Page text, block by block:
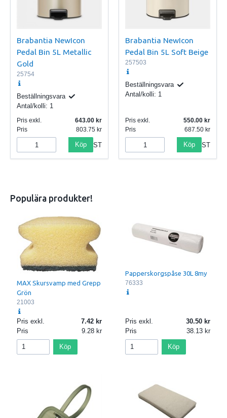
Brabantia NewIcon
Pedal Bin 5L Metallic
Gold
25754
Beställningsvara
Antal/kolli: 1
Pris exkl.
643.00
Pris
803.75
Köp ST
Brabantia NewIcon
Pedal Bin 5L Soft Beige
257503
Beställningsvara
Antal/kolli: 1
Pris exkl.
550.00
Pris
687.50
Köp ST
Populära produkter!
MAX Skursvamp med Grepp
Grön
21003
Pris exkl.
7.42
Pris
9.28
Köp
Papperskorgspåse 30L 8my
76333
Pris exkl.
30.50
Pris
38.13
Köp